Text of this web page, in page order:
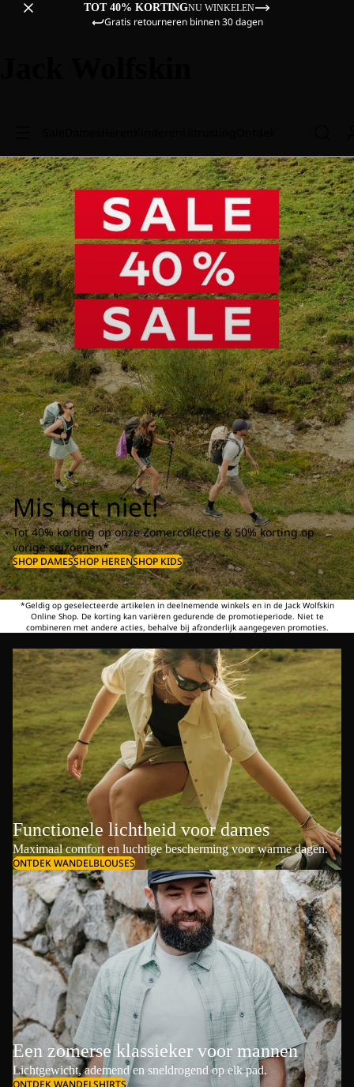
TOT 40% KORTINGNU WINKELEN
Gratis retourneren binnen 30 dagen
Mis het niet!
Tot 40% korting op onze Zomercollectie & 50% korting op
vorige seizoenen*
SHOP DAMESSHOP HERENSHOP KIDS
*Geldig op geselecteerde artikelen in deelnemende winkels en in de Jack Wolfskin
Online Shop. De korting kan variëren gedurende de promotieperiode. Niet te
combineren met andere acties, behalve bij afzonderlijk aangegeven promoties.
Functionele lichtheid voor dames
Maximaal comfort en luchtige bescherming voor warme dagen.
ONTDEK WANDELBLOUSES
Een zomerse klassieker voor mannen
Lichtgewicht, ademend en sneldrogend op elk pad.
ONTDEK WANDELSHIRTS